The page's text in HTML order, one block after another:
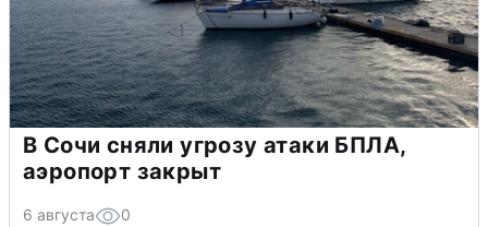
В Сочи сняли угрозу атаки БПЛА,
аэропорт закрыт
6 августа 0